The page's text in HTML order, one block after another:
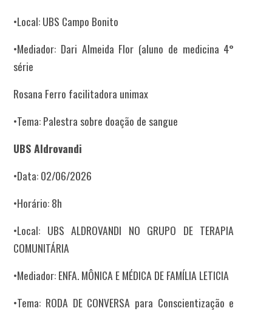
•Local: UBS Campo Bonito
•Mediador: Dari Almeida Flor (aluno de medicina 4°
série
Rosana Ferro facilitadora unimax
•Tema: Palestra sobre doação de sangue
UBS Aldrovandi
•Data: 02/06/2026
•Horário: 8h
•Local: UBS ALDROVANDI NO GRUPO DE TERAPIA
COMUNITÁRIA
•Mediador: ENFA. MÔNICA E MÉDICA DE FAMÍLIA LETICIA
•Tema: RODA DE CONVERSA para Conscientização e